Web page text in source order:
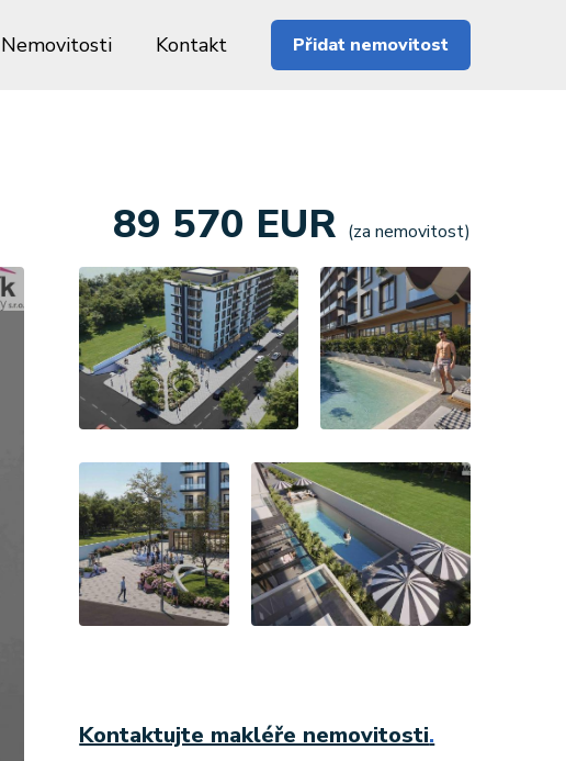
Nemovitosti Kontakt Přidat nemovitost
89 570 EUR (za nemovitost)
Kontaktujte makléře nemovitosti.